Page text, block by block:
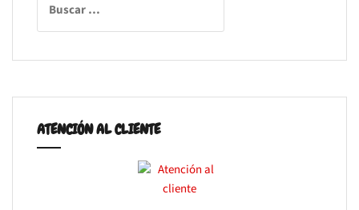
ATENCIÓN AL CLIENTE